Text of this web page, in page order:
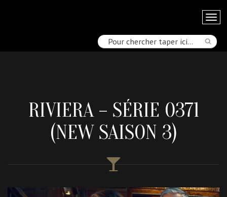
RIVIERA – SÉRIE 0371
(NEW SAISON 3)